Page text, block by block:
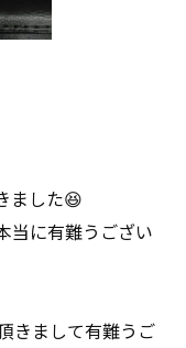
ました😆
当に有難うござい
きまして有難うご